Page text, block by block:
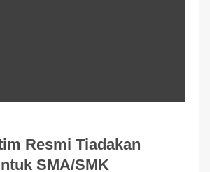
Resmi Tiadakan
SMA/SMK